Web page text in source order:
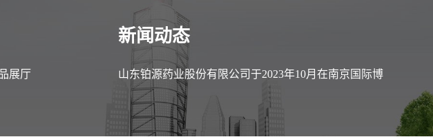
展厅
新闻动态
山东铂源药业股份有限公司于2023年10月在南京国际博
览中心参加第89届中国医药原料药/中间体/包装/设备交
易会（API China）